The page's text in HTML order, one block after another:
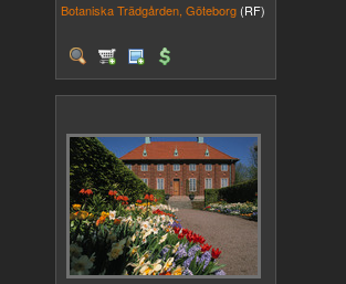
Botaniska Trädgården, Göteborg (RF)